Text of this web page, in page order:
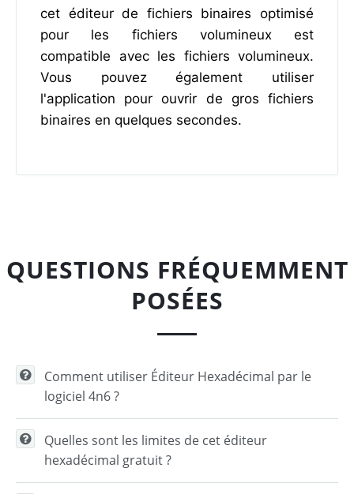
cet éditeur de fichiers binaires optimisé
pour les fichiers volumineux est
compatible avec les fichiers volumineux.
Vous pouvez également utiliser
l'application pour ouvrir de gros fichiers
binaires en quelques secondes.
QUESTIONS FRÉQUEMMENT
POSÉES
Comment utiliser Éditeur Hexadécimal par le
logiciel 4n6 ?
Quelles sont les limites de cet éditeur
hexadécimal gratuit ?